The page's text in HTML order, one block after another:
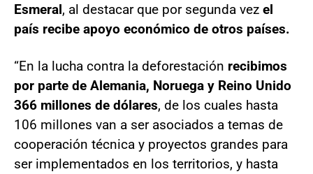
Esmeral, al destacar que por segunda vez el
país recibe apoyo económico de otros países.
“En la lucha contra la deforestación recibimos
por parte de Alemania, Noruega y Reino Unido
366 millones de dólares, de los cuales hasta
106 millones van a ser asociados a temas de
cooperación técnica y proyectos grandes para
ser implementados en los territorios, y hasta